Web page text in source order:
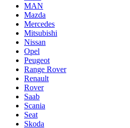
MAN
Mazda
Mercedes
Mitsubishi
Nissan
Opel
Peugeot
Range Rover
Renault
Rover
Saab
Scania
Seat
Skoda